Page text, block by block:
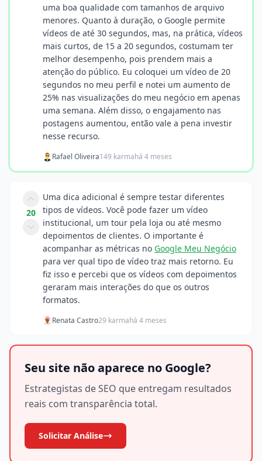
uma boa qualidade com tamanhos de arquivo
menores. Quanto à duração, o Google permite
vídeos de até 30 segundos, mas, na prática, vídeos
mais curtos, de 15 a 20 segundos, costumam ter
melhor desempenho, pois prendem mais a
atenção do público. Eu coloquei um vídeo de 20
segundos no meu perfil e notei um aumento de
25% nas visualizações do meu negócio em apenas
uma semana. Além disso, o engajamento nas
postagens aumentou, então vale a pena investir
nesse recurso.
Rafael Oliveira149 karmahá 4 meses
20
Uma dica adicional é sempre testar diferentes
tipos de vídeos. Você pode fazer um vídeo
institucional, um tour pela loja ou até mesmo
depoimentos de clientes. O importante é
acompanhar as métricas no Google Meu Negócio
para ver qual tipo de vídeo traz mais retorno. Eu
fiz isso e percebi que os vídeos com depoimentos
geraram mais interações do que os outros
formatos.
Renata Castro29 karmahá 4 meses
Seu site não aparece no Google?
Estrategistas de SEO que entregam resultados
reais com transparência total.
Solicitar Análise